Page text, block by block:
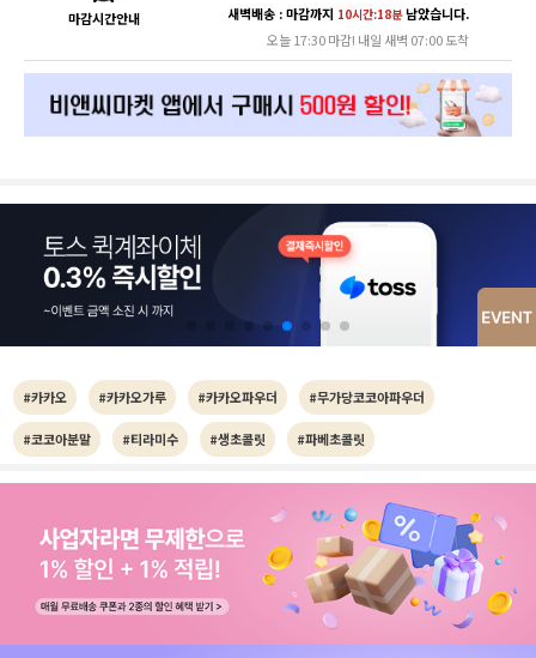
마감시간안내
새벽배송 : 마감까지 10시간:18분남았습니다.
오늘 17:30 마감! 내일 새벽 07:00 도착
#카카오 #카카오가루 #카카오파우더 #무가당코코아파우더
#코코아분말 #티라미수 #생초콜릿 #파베초콜릿